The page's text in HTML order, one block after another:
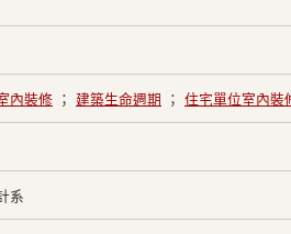
內裝修 ； 建築生命週期 ； 住宅單位室內裝
系